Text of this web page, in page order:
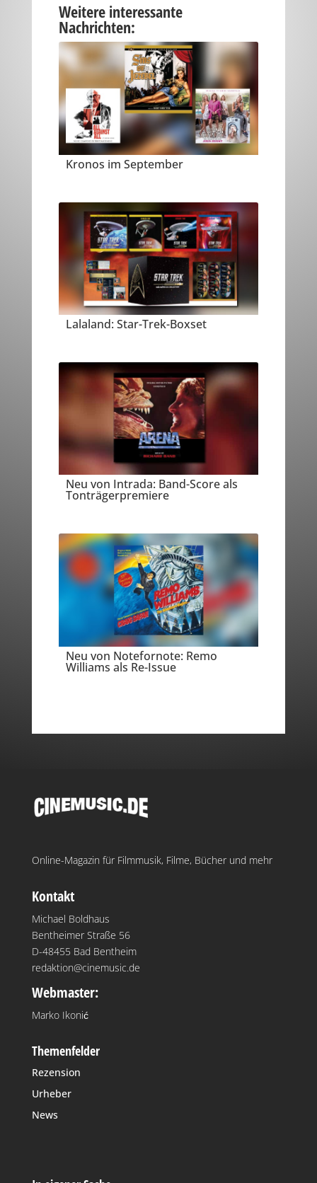
Weitere interessante
Nachrichten:
Kronos im September
Lalaland: Star-Trek-Boxset
Neu von Intrada: Band-Score als
Tonträgerpremiere
Neu von Notefornote: Remo
Williams als Re-Issue
Online-Magazin für Filmmusik, Filme, Bücher und mehr
Kontakt
Michael Boldhaus
Bentheimer Straße 56
D-48455 Bad Bentheim
redaktion@cinemusic.de
Webmaster:
Marko Ikonić
Themenfelder
Rezension
Urheber
News